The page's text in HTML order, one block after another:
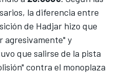
la diferencia entre
de Hadjar hizo que
agresivamente" y
que salirse de la pista
contra el monoplaza